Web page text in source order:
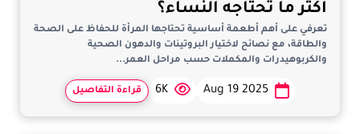
أكثر ما تحتاجه النساء؟
تعرفي على أهم أطعمة أساسية تحتاجها المرأة للحفاظ على الصحة
والطاقة، مع نصائح لاختيار البروتينات والدهون الصحية
والكربوهيدرات والمكملات حسب مراحل العمر...
Aug 19 2025
6K قراءة التفاصيل